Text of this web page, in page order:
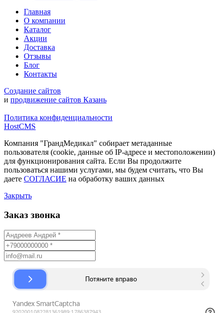
Главная
О компании
Каталог
Акции
Доставка
Отзывы
Блог
Контакты
Создание сайтов
и продвижение сайтов Казань
Политика конфиденциальности
HostCMS
Компания "ГрандМедикал" собирает метаданные
пользователя (cookie, данные об IP-адресе и местоположении)
для функционирования сайта. Если Вы продолжите
пользоваться нашими услугами, мы будем считать, что Вы
даете СОГЛАСИЕ на обработку ваших данных
Закрыть
Заказ звонка